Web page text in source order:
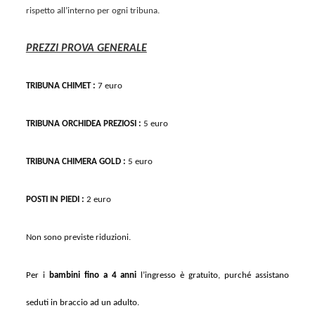
rispetto all’interno per ogni tribuna.
PREZZI PROVA GENERALE
TRIBUNA CHIMET : 7 euro
TRIBUNA ORCHIDEA PREZIOSI : 5 euro
TRIBUNA CHIMERA GOLD : 5 euro
POSTI IN PIEDI : 2 euro
Non sono previste riduzioni.
Per i bambini fino a 4 anni l’ingresso è gratuito, purché assistano
seduti in braccio ad un adulto.